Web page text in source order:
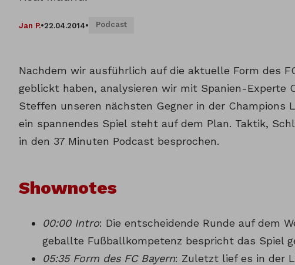
Jan P.•22.04.2014• Podcast
Nachdem wir ausführlich auf die aktuelle Form des
geblickt haben, analysieren wir mit Spanien-Experte
Steffen unseren nächsten Gegner in der Champions
ein spannendes Spiel steht auf dem Plan. Taktik,
in den 37 Minuten Podcast besprochen.
Shownotes
00:00 Intro: Die entscheidende Runde auf dem
geballte Fußballkompetenz bespricht das Spiel
05:35 Form des FC Bayern: Zuletzt lief es in der